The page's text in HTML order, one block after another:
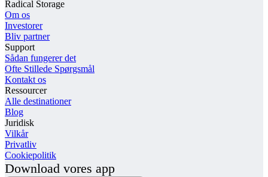
Radical Storage
Om os
Investorer
Bliv partner
Support
Sådan fungerer det
Ofte Stillede Spørgsmål
Kontakt os
Ressourcer
Alle destinationer
Blog
Juridisk
Vilkår
Privatliv
Cookiepolitik
Download vores app